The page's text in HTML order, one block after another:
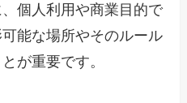
個人利用や商業目的で
能な場所やそのルール
が重要です。